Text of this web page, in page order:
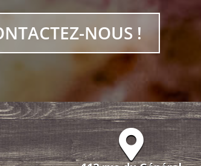
NOUS !